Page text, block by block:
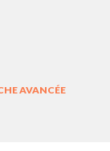
AVANCÉE